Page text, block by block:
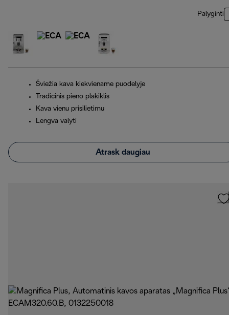
Palyginti
Šviežia kava kiekviename puodelyje
Tradicinis pieno plakiklis
Kava vienu prisilietimu
Lengva valyti
Atrask daugiau